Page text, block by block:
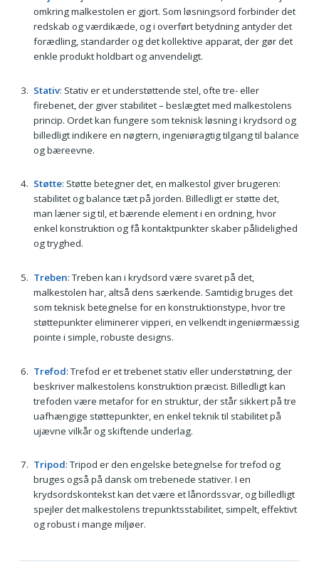
omkring malkestolen er gjort. Som løsningsord forbinder det
redskab og værdikæde, og i overført betydning antyder det
forædling, standarder og det kollektive apparat, der gør det
enkle produkt holdbart og anvendeligt.
Stativ: Stativ er et understøttende stel, ofte tre- eller
firebenet, der giver stabilitet – beslægtet med malkestolens
princip. Ordet kan fungere som teknisk løsning i krydsord og
billedligt indikere en nøgtern, ingeniøragtig tilgang til balance
og bæreevne.
Støtte: Støtte betegner det, en malkestol giver brugeren:
stabilitet og balance tæt på jorden. Billedligt er støtte det,
man læner sig til, et bærende element i en ordning, hvor
enkel konstruktion og få kontaktpunkter skaber pålidelighed
og tryghed.
Treben: Treben kan i krydsord være svaret på det,
malkestolen har, altså dens særkende. Samtidig bruges det
som teknisk betegnelse for en konstruktionstype, hvor tre
støttepunkter eliminerer vipperi, en velkendt ingeniørmæssig
pointe i simple, robuste designs.
Trefod: Trefod er et trebenet stativ eller understøtning, der
beskriver malkestolens konstruktion præcist. Billedligt kan
trefoden være metafor for en struktur, der står sikkert på tre
uafhængige støttepunkter, en enkel teknik til stabilitet på
ujævne vilkår og skiftende underlag.
Tripod: Tripod er den engelske betegnelse for trefod og
bruges også på dansk om trebenede stativer. I en
krydsordskontekst kan det være et lånordssvar, og billedligt
spejler det malkestolens trepunktsstabilitet, simpelt, effektivt
og robust i mange miljøer.